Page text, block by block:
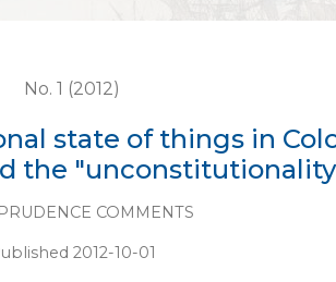
No. 1 (2012)
state of things in
the
COMMENTS
2012-10-01